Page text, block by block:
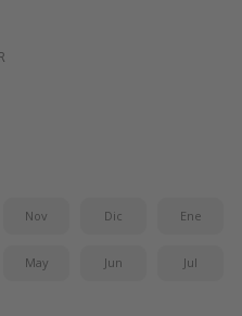
destinos
Nov Dic Ene
May Jun Jul